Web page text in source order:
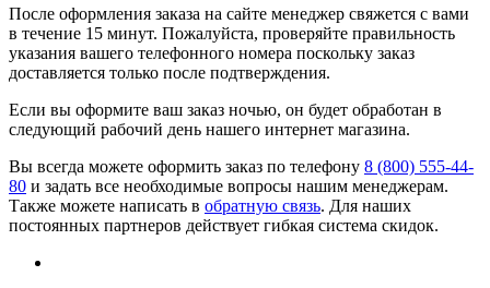
После оформления заказа на сайте менеджер свяжется с вами
в течение 15 минут. Пожалуйста, проверяйте правильность
указания вашего телефонного номера поскольку заказ
доставляется только после подтверждения.
Если вы оформите ваш заказ ночью, он будет обработан в
следующий рабочий день нашего интернет магазина.
Вы всегда можете оформить заказ по телефону 8 (800) 555-44-
80 и задать все необходимые вопросы нашим менеджерам.
Также можете написать в обратную связь. Для наших
постоянных партнеров действует гибкая система скидок.